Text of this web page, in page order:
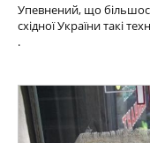
Упевнений, що
східної України такі
.